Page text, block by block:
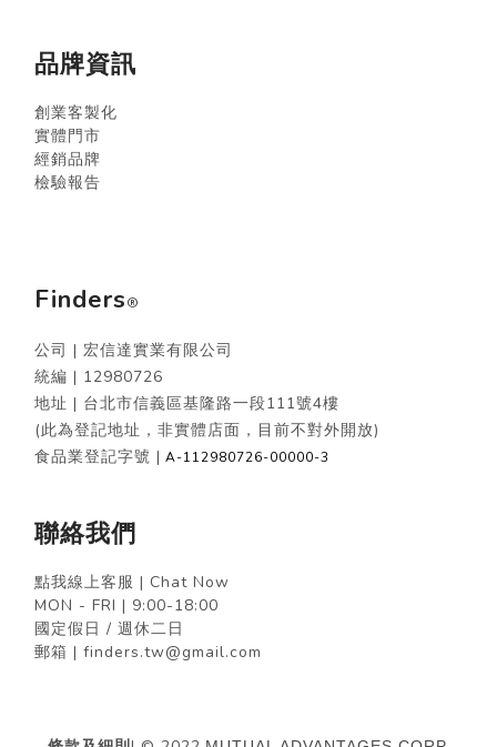
品牌資訊
創業客製化
實體門市
經銷品牌
檢驗報告
Finders®
公司 | 宏信達實業有限公司
統編 | 12980726
地址 | 台北市信義區基隆路一段111號4樓
(此為登記地址，非實體店面，目前不對外開放)
食品業登記字號 | A-112980726-00000-3
聯絡我們
點我線上客服 | Chat Now
MON - FRI | 9:00-18:00
國定假日 / 週休二日
郵箱 | finders.tw@gmail.com